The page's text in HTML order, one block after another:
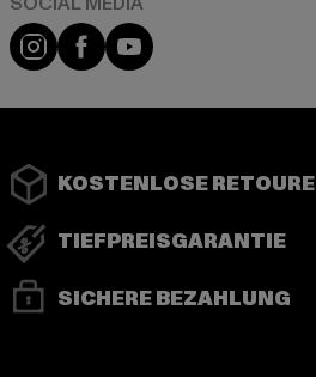
Instagram
FacebookYouTube
KOSTENLOSE RETOURE
TIEFPREISGARANTIE
SICHERE BEZAHLUNG